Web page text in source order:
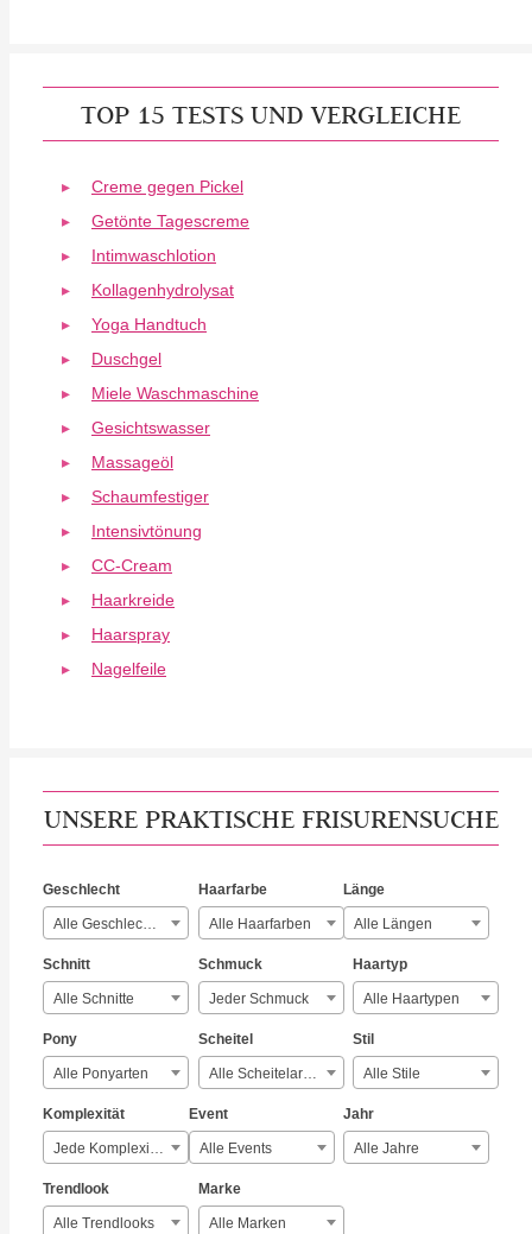
TOP 15 TESTS UND VERGLEICHE
Creme gegen Pickel
Getönte Tagescreme
Intimwaschlotion
Kollagenhydrolysat
Yoga Handtuch
Duschgel
Miele Waschmaschine
Gesichtswasser
Massageöl
Schaumfestiger
Intensivtönung
CC-Cream
Haarkreide
Haarspray
Nagelfeile
UNSERE PRAKTISCHE FRISURENSUCHE
Geschlecht
Alle Geschlechter
Haarfarbe
Alle Haarfarben
Länge
Alle Längen
Schnitt
Alle Schnitte
Schmuck
Jeder Schmuck
Haartyp
Alle Haartypen
Pony
Alle Ponyarten
Scheitel
Alle Scheitelarten
Stil
Alle Stile
Komplexität
Jede Komplexität
Event
Alle Events
Jahr
Alle Jahre
Trendlook
Alle Trendlooks
Marke
Alle Marken